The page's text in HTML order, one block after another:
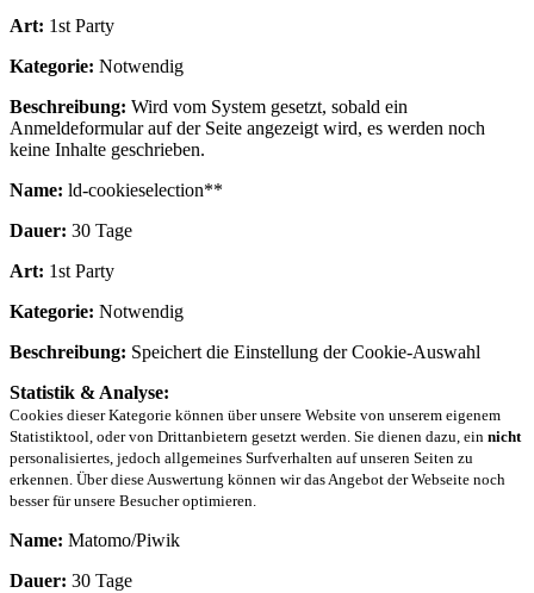
Art: 1st Party
Kategorie: Notwendig
Beschreibung: Wird vom System gesetzt, sobald ein
Anmeldeformular auf der Seite angezeigt wird, es werden noch
keine Inhalte geschrieben.
Name: ld-cookieselection**
Dauer: 30 Tage
Art: 1st Party
Kategorie: Notwendig
Beschreibung: Speichert die Einstellung der Cookie-Auswahl
Statistik & Analyse:
Cookies dieser Kategorie können über unsere Website von unserem eigenem
Statistiktool, oder von Drittanbietern gesetzt werden. Sie dienen dazu, ein nicht
personalisiertes, jedoch allgemeines Surfverhalten auf unseren Seiten zu
erkennen. Über diese Auswertung können wir das Angebot der Webseite noch
besser für unsere Besucher optimieren.
Name: Matomo/Piwik
Dauer: 30 Tage